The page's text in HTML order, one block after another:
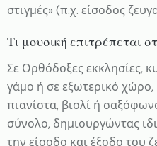
στιγμές» (π.χ. είσοδος
Τι μουσική επιτρέπεται
Σε Ορθόδοξες εκκλησίες,
γάμο ή σε εξωτερικό χώρο,
πιανίστα, βιολί ή
σύνολο, δημιουργώντας
την είσοδο και έξοδο του